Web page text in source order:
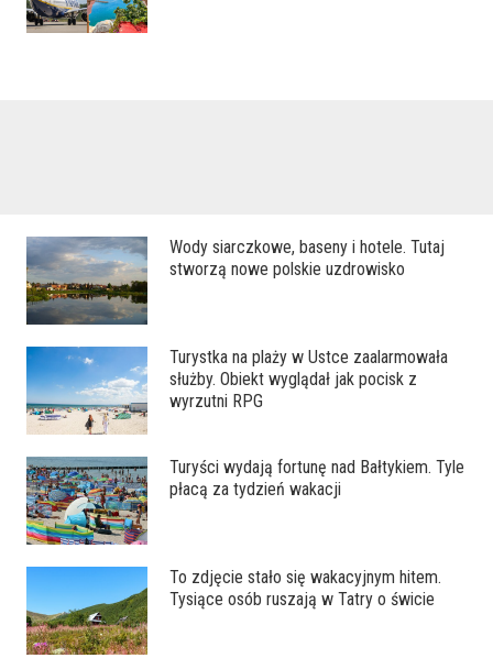
Wody siarczkowe, baseny i hotele. Tutaj
stworzą nowe polskie uzdrowisko
Turystka na plaży w Ustce zaalarmowała
służby. Obiekt wyglądał jak pocisk z
wyrzutni RPG
Turyści wydają fortunę nad Bałtykiem. Tyle
płacą za tydzień wakacji
To zdjęcie stało się wakacyjnym hitem.
Tysiące osób ruszają w Tatry o świcie